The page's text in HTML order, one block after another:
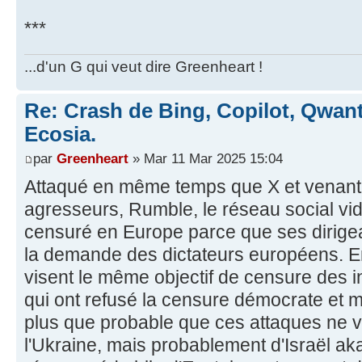
***
...d'un G qui veut dire Greenheart !
Re: Crash de Bing, Copilot,
Ecosia.
par Greenheart » Mar 11 Mar 2025 15:04
Attaqué en même temps que X et
agresseurs, Rumble, le réseau social
censuré en Europe parce que ses
la demande des dictateurs européens.
visent le même objectif de censure des
qui ont refusé la censure démocrate et
plus que probable que ces attaques ne
l'Ukraine, mais probablement d'Israël